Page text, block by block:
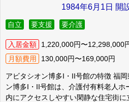
1984年6月1日 開
自立 要支援 要介護
入居金額
1,220,000円〜12,298,000
月額費用
130,000円〜169,000円
アビタシオン博多I・II号館の特徴 福
ン博多I・II号館は、介護付有料老人
内にアクセスしやすい閑静な住宅街に